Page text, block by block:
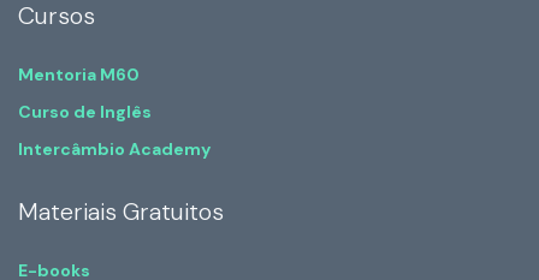
Cursos
Mentoria M60
Curso de Inglês
Intercâmbio Academy
Materiais Gratuitos
E-books